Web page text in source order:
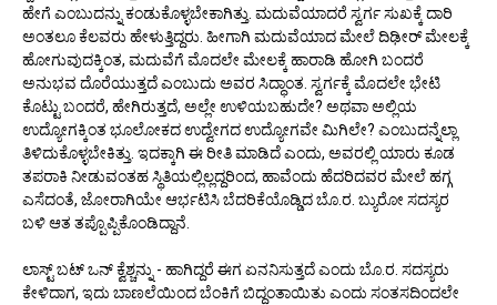
ಹೇಗೆ ಎಂಬುದನ್ನು ಕಂಡುಕೊಳ್ಳಬೇಕಾಗಿತ್ತು. ಮದುವೆಯಾದರೆ ಸ್ವರ್ಗ ಸುಖಕ್ಕೆ ದಾರಿ
ಅಂತಲೂ ಕೆಲವರು ಹೇಳುತ್ತಿದ್ದರು. ಹೀಗಾಗಿ ಮದುವೆಯಾದ ಮೇಲೆ ದಿಢೀರ್ ಮೇಲಕ್ಕೆ
ಹೋಗುವುದಕ್ಕಿಂತ, ಮದುವೆಗೆ ಮೊದಲೇ ಮೇಲಕ್ಕೆ ಹಾರಾಡಿ ಹೋಗಿ ಬಂದರೆ
ಅನುಭವ ದೊರೆಯುತ್ತದೆ ಎಂಬುದು ಅವರ ಸಿದ್ಧಾಂತ. ಸ್ವರ್ಗಕ್ಕೆ ಮೊದಲೇ ಭೇಟಿ
ಕೊಟ್ಟು ಬಂದರೆ, ಹೇಗಿರುತ್ತದೆ, ಅಲ್ಲೇ ಉಳಿಯಬಹುದೇ? ಅಥವಾ ಅಲ್ಲಿಯ
ಉದ್ಯೋಗಕ್ಕಿಂತ ಭೂಲೋಕದ ಉದ್ವೇಗದ ಉದ್ಯೋಗವೇ ಮಿಗಿಲೇ? ಎಂಬುದನ್ನೆಲ್ಲಾ
ತಿಳಿದುಕೊಳ್ಳಬೇಕಿತ್ತು. ಇದಕ್ಕಾಗಿ ಈ ರೀತಿ ಮಾಡಿದೆ ಎಂದು, ಅವರಲ್ಲಿ ಯಾರು ಕೂಡ
ತಪರಾಕಿ ನೀಡುವಂತಹ ಸ್ಥಿತಿಯಲ್ಲಿಲ್ಲದ್ದರಿಂದ, ಹಾವೆಂದು ಹೆದರಿದವರ ಮೇಲೆ ಹಗ್ಗ
ಎಸೆದಂತೆ, ಜೋರಾಗಿಯೇ ಆರ್ಭಟಿಸಿ ಬೆದರಿಕೆಯೊಡ್ಡಿದ ಬೊ.ರ. ಬ್ಯುರೋ ಸದಸ್ಯರ
ಬಳಿ ಆತ ತಪ್ಪೊಪ್ಪಿಕೊಂಡಿದ್ದಾನೆ.
ಲಾಸ್ಟ್ ಬಟ್ ಒನ್ ಕ್ವೆಶ್ಚನ್ನು - ಹಾಗಿದ್ದರೆ ಈಗ ಏನನಿಸುತ್ತದೆ ಎಂದು ಬೊ.ರ. ಸದಸ್ಯರು
ಕೇಳಿದಾಗ, ಇದು ಬಾಣಲೆಯಿಂದ ಬೆಂಕಿಗೆ ಬಿದ್ದಂತಾಯಿತು ಎಂದು ಸಂತಸದಿಂದಲೇ